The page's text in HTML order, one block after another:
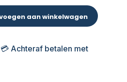
aan winkelwagen
Achteraf betalen met